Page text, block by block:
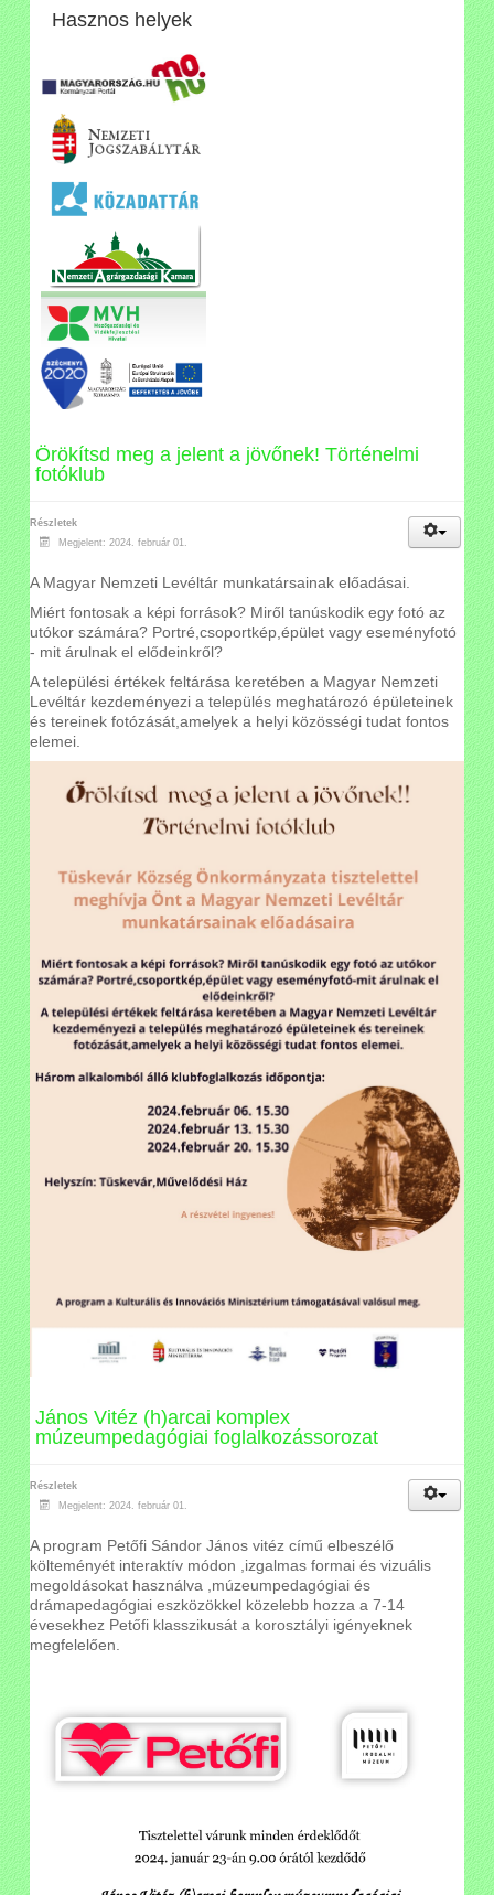
Hasznos helyek
Örökítsd meg a jelent a jövőnek! Történelmi
fotóklub
Részletek
Megjelent: 2024. február 01.
A Magyar Nemzeti Levéltár munkatársainak előadásai.
Miért fontosak a képi források? Miről tanúskodik egy fotó az
utókor számára? Portré,csoportkép,épület vagy eseményfotó
- mit árulnak el elődeinkről?
A települési értékek feltárása keretében a Magyar Nemzeti
Levéltár kezdeményezi a település meghatározó épületeinek
és tereinek fotózását,amelyek a helyi közösségi tudat fontos
elemei.
János Vitéz (h)arcai komplex
múzeumpedagógiai foglalkozássorozat
Részletek
Megjelent: 2024. február 01.
A program Petőfi Sándor János vitéz című elbeszélő
költeményét interaktív módon ,izgalmas formai és vizuális
megoldásokat használva ,múzeumpedagógiai és
drámapedagógiai eszközökkel közelebb hozza a 7-14
évesekhez Petőfi klasszikusát a korosztályi igényeknek
megfelelően.